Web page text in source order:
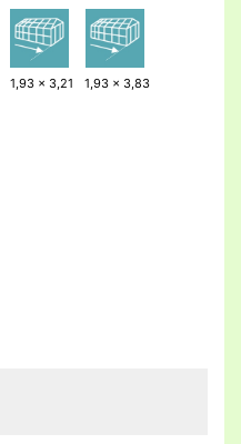
1,93 x 3,21 1,93 x 3,83